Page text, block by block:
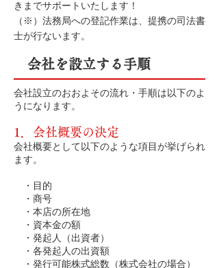
きまでサポートいたします！
（※）法務局への登記作業は、提携の司法書
士が行ないます。
会社を設立する手順
会社設立のおおよその流れ・手順は以下のよ
うになります。
1．会社概要の決定
会社概要として以下のような項目が挙げられ
ます。
・目的
・商号
・本店の所在地
・資本金の額
・発起人（出資者）
・各発起人の出資額
・発行可能株式総数 （株式会社の場合）